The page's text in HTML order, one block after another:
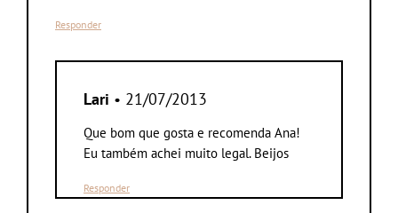
Responder
Lari • 21/07/2013
Que bom que gosta e recomenda Ana!
Eu também achei muito legal. Beijos
Responder